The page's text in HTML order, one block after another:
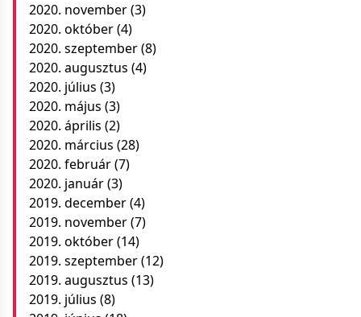
2020. november(3)
2020. október(4)
2020. szeptember(8)
2020. augusztus (4)
2020. július (3)
2020. május (3)
2020. április (2)
2020. március (28)
2020. február(7)
2020. január(3)
2019. december(4)
2019. november(7)
2019. október(14)
2019. szeptember(12)
2019. augusztus (13)
2019. július (8)